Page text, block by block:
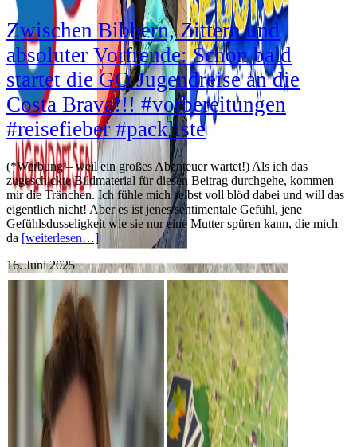
Zwischen Bibbern, Zittern und
absoluter Vorfreude: Schon bald
startet die GO Jugendreise an die
Costa Brava!!! #vorbereitungen
#reisefieber #packliste
(*Werbung – weil ein großes Abenteuer wartet!) Als ich das
zugeschickte Bildmaterial für diesen Beitrag durchgehe, kommen
mir die Tränchen. Ich fühle mich selbst voll blöd dabei und will das
eigentlich nicht! Aber es ist jenes sentimentale Gefühl, jene
Gefühlsdusseligkeit wie sie nur eine Mutter spüren kann, die mich
da [weiterlesen…]
16. Juni 2025